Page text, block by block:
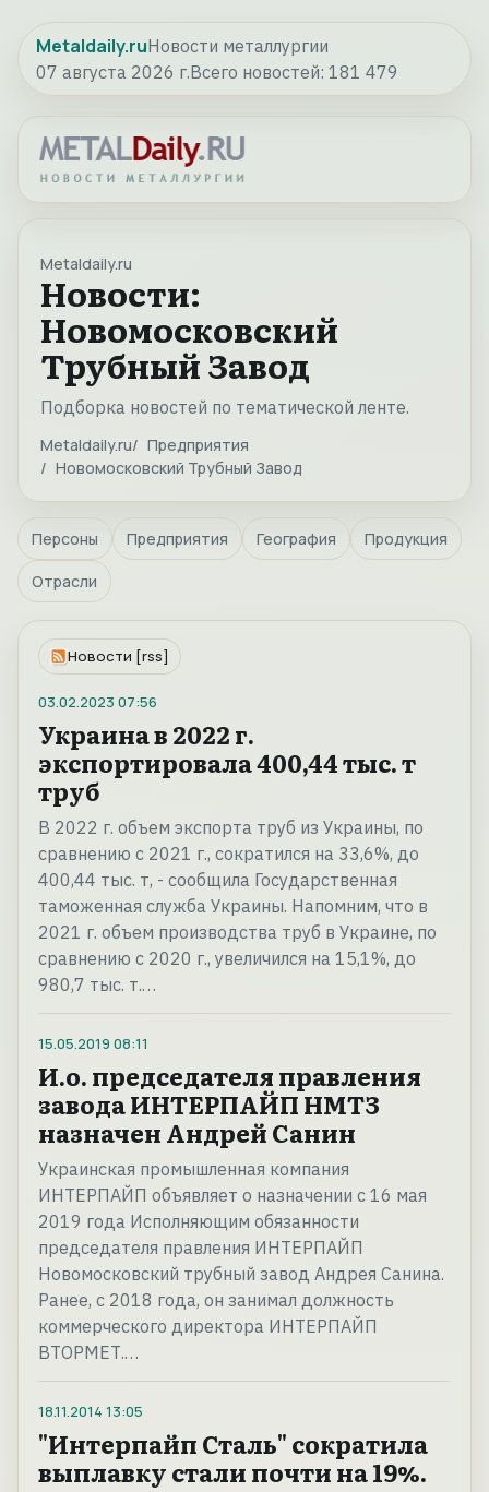
Metaldaily.ruНовости металлургии
07 августа 2026 г.Всего новостей: 181 479
Metaldaily.ru
Новости:
Новомосковский
Трубный Завод
Подборка новостей по тематической ленте.
Metaldaily.ru
Предприятия
Новомосковский Трубный Завод
Персоны Предприятия География Продукция
Отрасли
Новости [rss]
03.02.2023 07:56
Украина в 2022 г.
экспортировала 400,44 тыс. т
труб
В 2022 г. объем экспорта труб из Украины, по
сравнению с 2021 г., сократился на 33,6%, до
400,44 тыс. т, - сообщила Государственная
таможенная служба Украины. Напомним, что в
2021 г. объем производства труб в Украине, по
сравнению с 2020 г., увеличился на 15,1%, до
980,7 тыс. т.…
15.05.2019 08:11
И.о. председателя правления
завода ИНТЕРПАЙП НМТЗ
назначен Андрей Санин
Украинская промышленная компания
ИНТЕРПАЙП объявляет о назначении с 16 мая
2019 года Исполняющим обязанности
председателя правления ИНТЕРПАЙП
Новомосковский трубный завод Андрея Санина.
Ранее, с 2018 года, он занимал должность
коммерческого директора ИНТЕРПАЙП
ВТОРМЕТ.…
18.11.2014 13:05
"Интерпайп Сталь" сократила
выплавку стали почти на 19%.